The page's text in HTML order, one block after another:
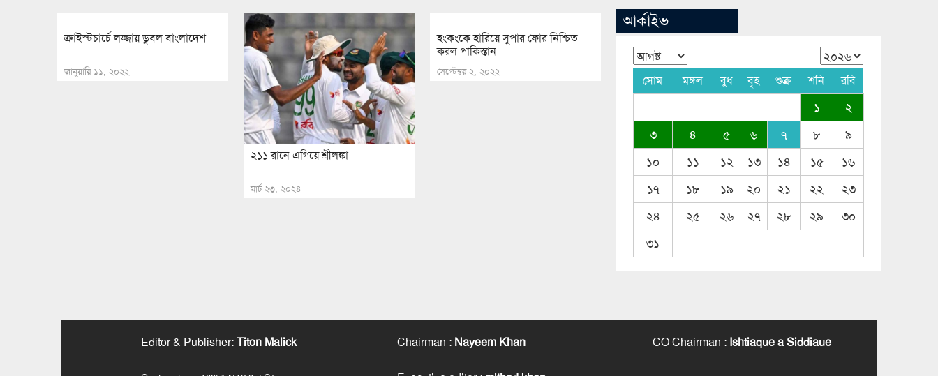
ক্রাইস্টচার্চে লজ্জায় ডুবল বাংলাদেশ
জানুয়ারি ১১, ২০২২
২১১ রানে এগিয়ে শ্রীলঙ্কা
মার্চ ২৩, ২০২৪
হংকংকে হারিয়ে সুপার ফোর নিশ্চিত
করল পাকিস্তান
সেপ্টেম্বর ২, ২০২২
আর্কাইভ
সোম মঙ্গল বুধ বৃহ শুক্র শনি রবি
১
২
৩
৪ ৫ ৬ ৭ ৮
৯
১০
১১ ১২ ১৩ ১৪ ১৫
১৬
১৭
১৮ ১৯ ২০ ২১ ২২
২৩
২৪
২৫ ২৬ ২৭ ২৮ ২৯
৩০
৩১
Editor & Publisher:Titon Malick Chairman : Nayeem Khan CO Chairman : Ishtiaque a Siddiaue